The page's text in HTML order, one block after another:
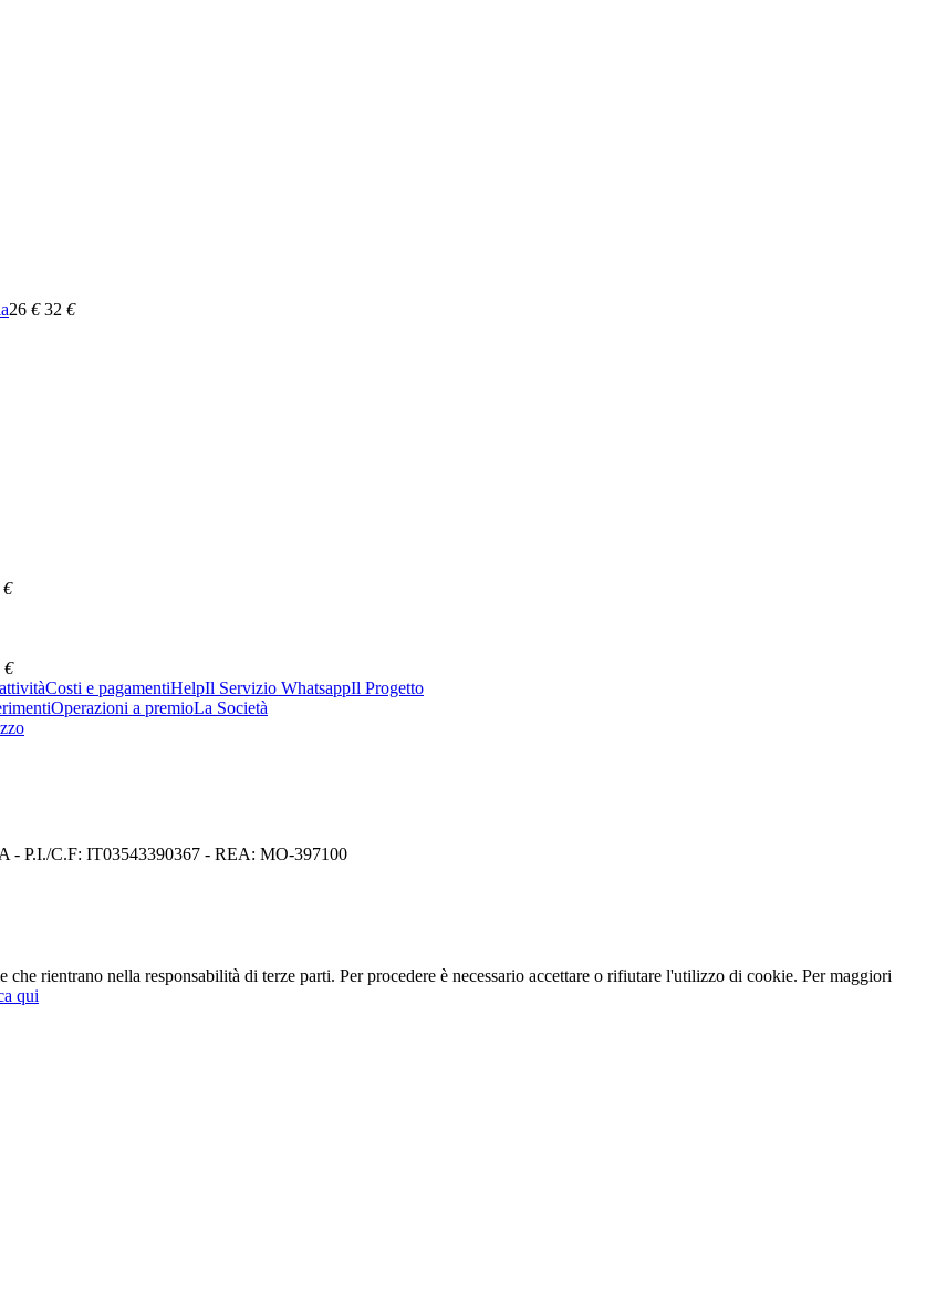
26 € 32 €
€
€
Costi e pagamentiHelpIl Servizio WhatsappIl Progetto
Operazioni a premioLa Società
- P.I./C.F: IT03543390367 - REA: MO-397100
rientrano nella responsabilità di terze parti. Per procedere è necessario accettare o rifiutare l'utilizzo di cookie. Per maggiori
qui